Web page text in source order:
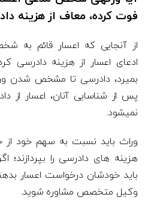
فوت کرده، معاف از هزینه
از آن­جایی که اعسار قائم
ادعای اعسار از هزینه دادرسی
بمیرد، دادرسی تا مشخص شدن
پس از شناسایی آنان، اعسار از
نمی­شود.
وراث باید نسبت به سهم خود از
هزینه­ های دادرسی را بپردازند؛
باید خودشان درخواست اعسار
وکیل متخصص مشاوره شوید.